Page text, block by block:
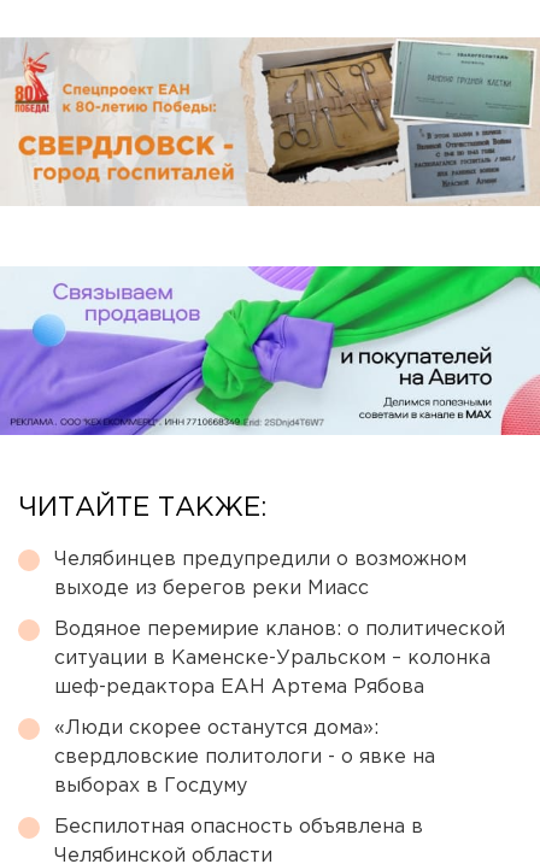
ЧИТАЙТЕ ТАКЖЕ:
Челябинцев предупредили о возможном
выходе из берегов реки Миасс
Водяное перемирие кланов: о политической
ситуации в Каменске-Уральском – колонка
шеф-редактора ЕАН Артема Рябова
«Люди скорее останутся дома»:
свердловские политологи - о явке на
выборах в Госдуму
Беспилотная опасность объявлена в
Челябинской области